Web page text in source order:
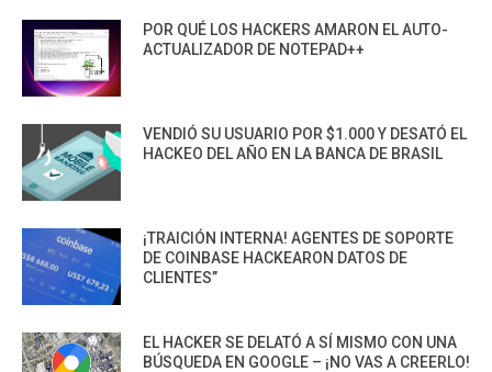
POR QUÉ LOS HACKERS AMARON EL AUTO-
ACTUALIZADOR DE NOTEPAD++
VENDIÓ SU USUARIO POR $1.000 Y DESATÓ EL
HACKEO DEL AÑO EN LA BANCA DE BRASIL
¡TRAICIÓN INTERNA! AGENTES DE SOPORTE
DE COINBASE HACKEARON DATOS DE
CLIENTES”
EL HACKER SE DELATÓ A SÍ MISMO CON UNA
BÚSQUEDA EN GOOGLE – ¡NO VAS A CREERLO!